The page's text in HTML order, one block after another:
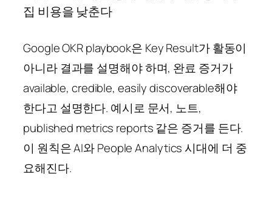
집 비용을 낮춘다
Google OKR playbook은 Key Result가 활동이
아니라 결과를 설명해야 하며, 완료 증거가
available, credible, easily discoverable해야
한다고 설명한다. 예시로 문서, 노트,
published metrics reports 같은 증거를 든다.
이 원칙은 AI와 People Analytics 시대에 더 중
요해진다.